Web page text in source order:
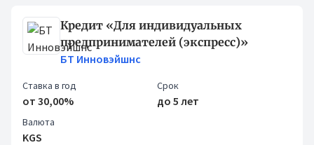
Кредит «Для индивидуальных
предпринимателей (экспресс)»
БТ Инновэйшнс
Ставка в год
от 30,00%
Срок
до 5 лет
Валюта
KGS